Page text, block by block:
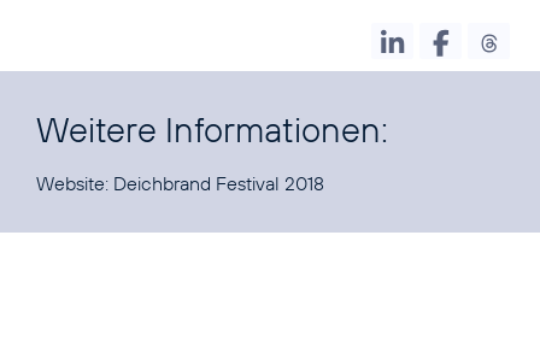
Weitere Informationen:
Website: Deichbrand Festival 2018